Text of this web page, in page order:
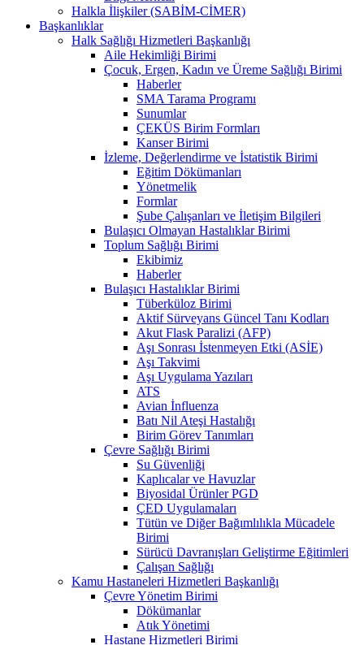
Halkla İlişkiler (SABİM-CİMER)
Başkanlıklar
Halk Sağlığı Hizmetleri Başkanlığı
Aile Hekimliği Birimi
Çocuk, Ergen, Kadın ve Üreme Sağlığı Birimi
Haberler
SMA Tarama Programı
Sunumlar
ÇEKÜS Birim Formları
Kanser Birimi
İzleme, Değerlendirme ve İstatistik Birimi
Eğitim Dökümanları
Yönetmelik
Formlar
Şube Çalışanları ve İletişim Bilgileri
Bulaşıcı Olmayan Hastalıklar Birimi
Toplum Sağlığı Birimi
Ekibimiz
Haberler
Bulaşıcı Hastalıklar Birimi
Tüberküloz Birimi
Aktif Sürveyans Güncel Tanı Kodları
Akut Flask Paralizi (AFP)
Aşı Sonrası İstenmeyen Etki (ASİE)
Aşı Takvimi
Aşı Uygulama Yazıları
ATS
Avian İnfluenza
Batı Nil Ateşi Hastalığı
Birim Görev Tanımları
Çevre Sağlığı Birimi
Su Güvenliği
Kaplıcalar ve Havuzlar
Biyosidal Ürünler PGD
ÇED Uygulamaları
Tütün ve Diğer Bağımlılıkla Mücadele
Birimi
Sürücü Davranışları Geliştirme Eğitimleri
Çalışan Sağlığı
Kamu Hastaneleri Hizmetleri Başkanlığı
Çevre Yönetim Birimi
Dökümanlar
Atık Yönetimi
Hastane Hizmetleri Birimi